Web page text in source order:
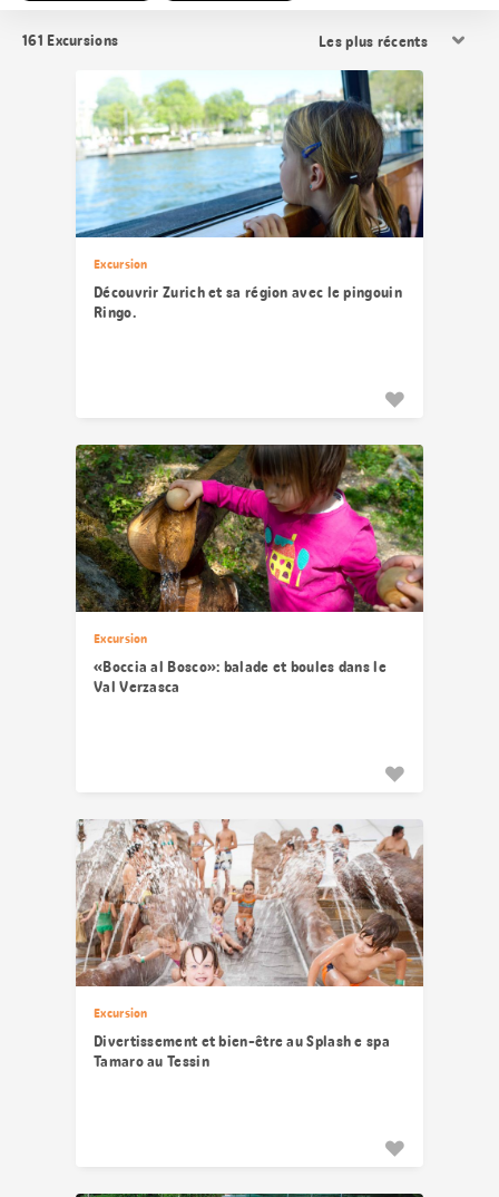
161 Excursions
les
résultats
Excursion
Découvrir Zurich et sa région avec le pingouin
Ringo.
Excursion
«Boccia al Bosco»: balade et boules dans le
Val Verzasca
Excursion
Divertissement et bien-être au Splash e spa
Tamaro au Tessin